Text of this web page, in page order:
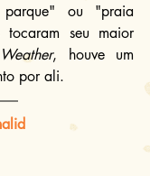
ou "praia
seu maior
, houve um
por ali.